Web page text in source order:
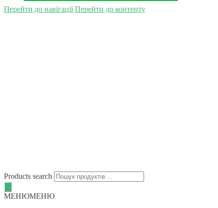
Перейти до навігації Перейти до контенту
Products search
МЕНЮМЕНЮ